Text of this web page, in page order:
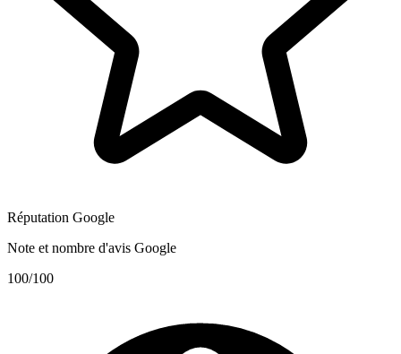
Réputation Google
Note et nombre d'avis Google
100/100